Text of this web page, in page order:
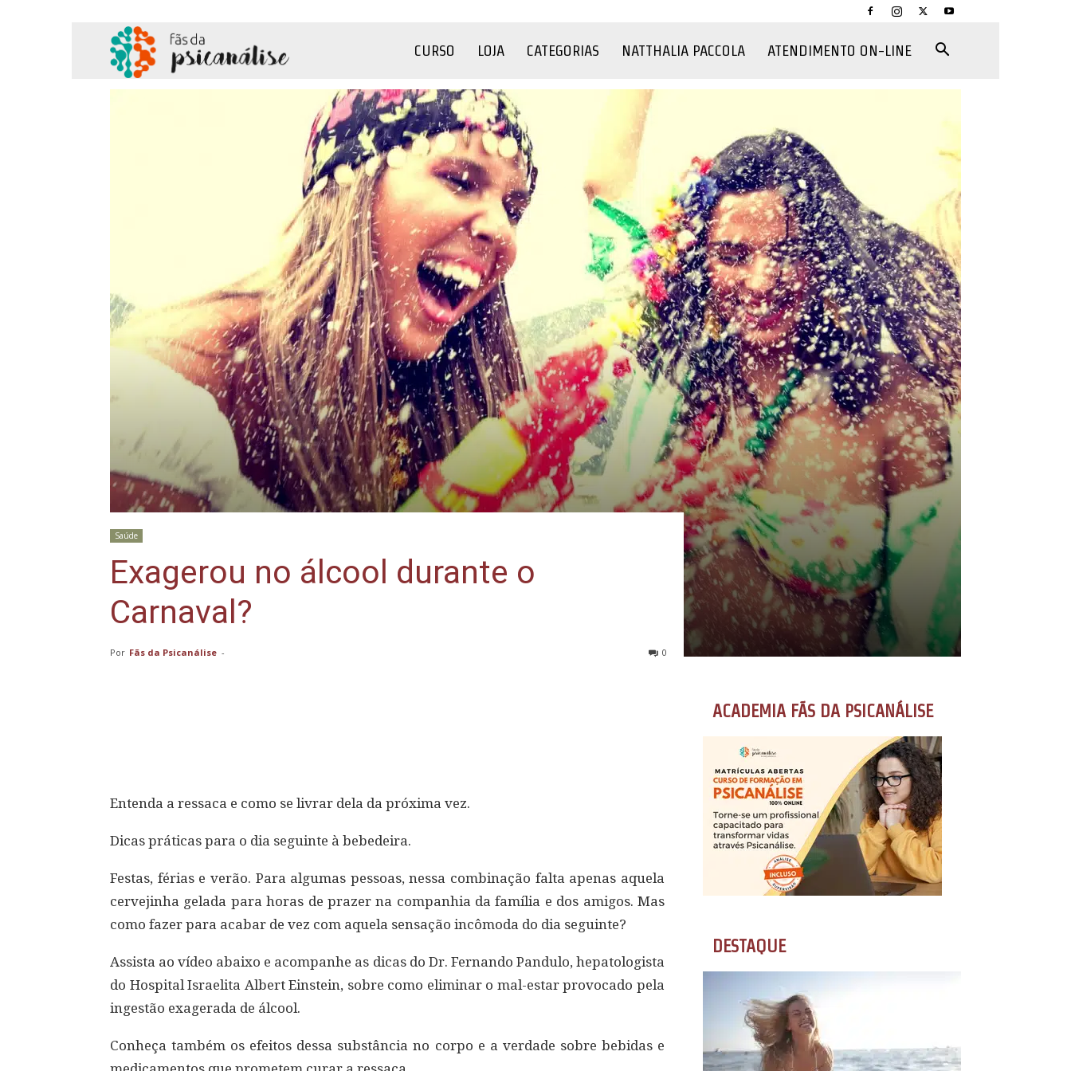
Psicanálise
CURSO LOJA CATEGORIAS NATTHALIA PACCOLA ATENDIMENTO ON-LINE
Saúde
Exagerou no álcool durante o
Carnaval?
Por Fãs da Psicanálise - 0
Entenda a ressaca e como se livrar dela da próxima vez.
Dicas práticas para o dia seguinte à bebedeira.
Festas, férias e verão. Para algumas pessoas, nessa combinação falta apenas aquela
cervejinha gelada para horas de prazer na companhia da família e dos amigos. Mas
como fazer para acabar de vez com aquela sensação incômoda do dia seguinte?
Assista ao vídeo abaixo e acompanhe as dicas do Dr. Fernando Pandulo, hepatologista
do Hospital Israelita Albert Einstein, sobre como eliminar o mal-estar provocado pela
ingestão exagerada de álcool.
Conheça também os efeitos dessa substância no corpo e a verdade sobre bebidas e
ACADEMIA FÃS DA PSICANÁLISE
DESTAQUE